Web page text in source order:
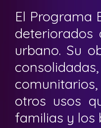
El Programa
deteriorados
urbano. Su
otros usos
familias y los